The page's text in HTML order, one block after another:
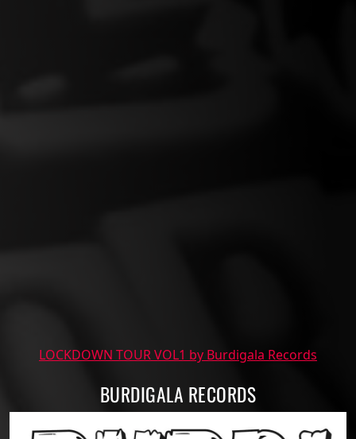
LOCKDOWN TOUR VOL1 by Burdigala Records
BURDIGALA RECORDS